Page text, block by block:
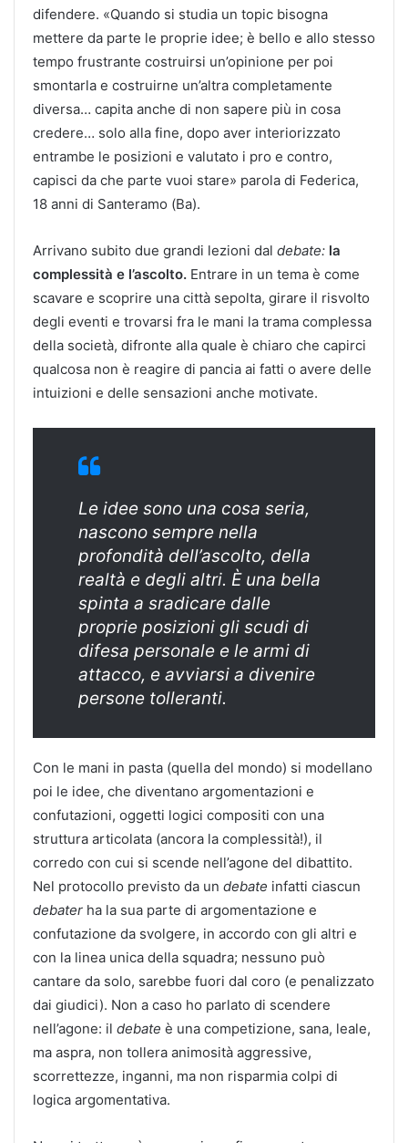
difendere. «Quando si studia un topic bisogna
mettere da parte le proprie idee; è bello e allo stesso
tempo frustrante costruirsi un’opinione per poi
smontarla e costruirne un’altra completamente
diversa… capita anche di non sapere più in cosa
credere… solo alla fine, dopo aver interiorizzato
entrambe le posizioni e valutato i pro e contro,
capisci da che parte vuoi stare» parola di Federica,
18 anni di Santeramo (Ba).
Arrivano subito due grandi lezioni dal debate: la
complessità e l’ascolto. Entrare in un tema è come
scavare e scoprire una città sepolta, girare il risvolto
degli eventi e trovarsi fra le mani la trama complessa
della società, difronte alla quale è chiaro che capirci
qualcosa non è reagire di pancia ai fatti o avere delle
intuizioni e delle sensazioni anche motivate.
Le idee sono una cosa seria,
nascono sempre nella
profondità dell’ascolto, della
realtà e degli altri. È una bella
spinta a sradicare dalle
proprie posizioni gli scudi di
difesa personale e le armi di
attacco, e avviarsi a divenire
persone tolleranti.
Con le mani in pasta (quella del mondo) si modellano
poi le idee, che diventano argomentazioni e
confutazioni, oggetti logici compositi con una
struttura articolata (ancora la complessità!), il
corredo con cui si scende nell’agone del dibattito.
Nel protocollo previsto da un debate infatti ciascun
debater ha la sua parte di argomentazione e
confutazione da svolgere, in accordo con gli altri e
con la linea unica della squadra; nessuno può
cantare da solo, sarebbe fuori dal coro (e penalizzato
dai giudici). Non a caso ho parlato di scendere
nell’agone: il debate è una competizione, sana, leale,
ma aspra, non tollera animosità aggressive,
scorrettezze, inganni, ma non risparmia colpi di
logica argomentativa.